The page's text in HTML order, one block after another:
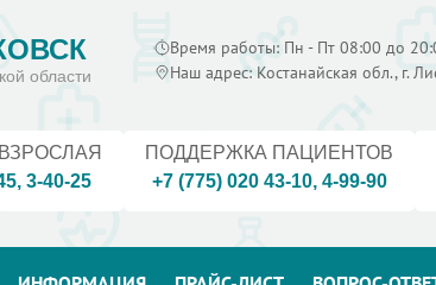
области
Время работы: Пн - Пт 08:00 до
Наш адрес: Костанайская обл., г.
, 3-40-25
ПОДДЕРЖКА ПАЦИЕНТОВ
+7 (775) 020 43-10, 4-99-90